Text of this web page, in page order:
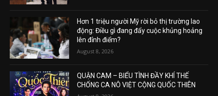
Hơn 1 triệu người Mỹ rời bỏ thị trường lao
động: Điều gì đang đẩy cuộc khủng hoảng
lên đỉnh điểm?
August 8, 2026
QUẬN CAM – BIỂU TÌNH ĐẦY KHÍ THẾ
CHỐNG CA NÔ VIỆT CỘNG QUỐC THIÊN